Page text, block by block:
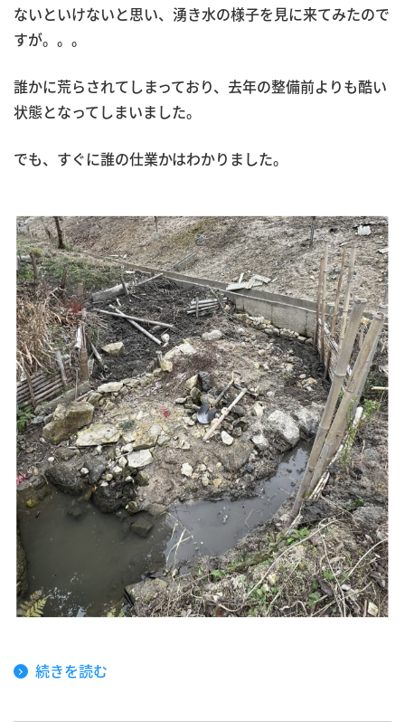
ないといけないと思い、湧き水の様子を見に来てみたので
すが。。。
誰かに荒らされてしまっており、去年の整備前よりも酷い
状態となってしまいました。
でも、すぐに誰の仕業かはわかりました。
続きを読む